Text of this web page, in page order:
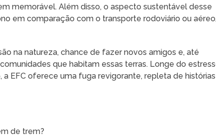
memorável. Além disso, o aspecto sustentável desse
em comparação com o transporte rodoviário ou
na natureza, chance de fazer novos amigos e, até
que habitam essas terras. Longe do
EFC oferece uma fuga revigorante, repleta de
de trem?